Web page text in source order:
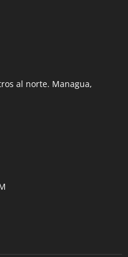
al norte. Managua,